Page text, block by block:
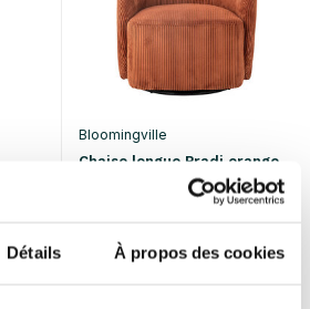
Détails À propos des cookies
Bloomingville
Chaise longue Pradi orange
€561,75
• En stock